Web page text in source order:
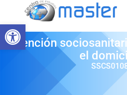
Abrir barra de
Atención
el